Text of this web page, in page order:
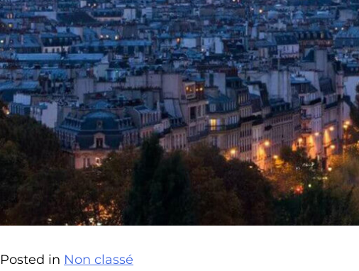
Posted in Non classé